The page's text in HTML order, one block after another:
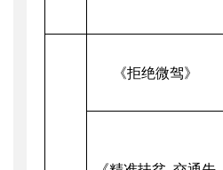
《拒绝微驾》